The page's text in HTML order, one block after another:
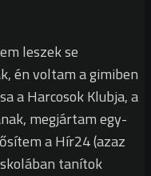
leszek se
én voltam a gimiben
a Harcosok Klubja, a
megjártam egy-
a Hír24 (azaz
tanítok